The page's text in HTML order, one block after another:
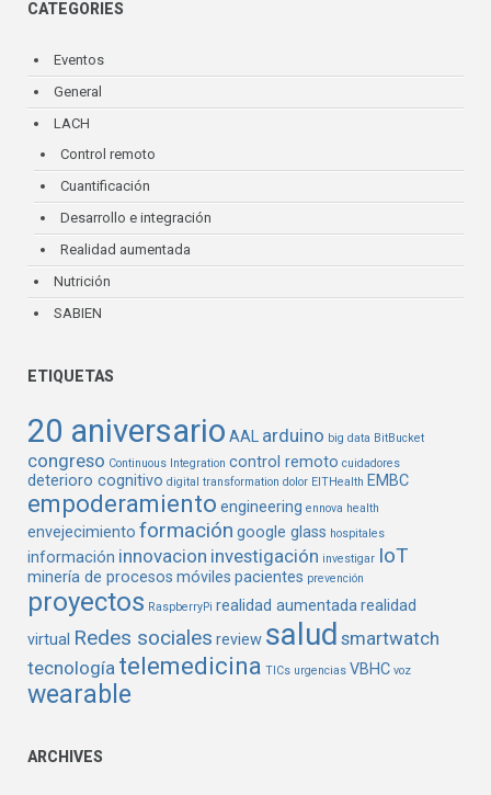
CATEGORIES
Eventos
General
LACH
Control remoto
Cuantificación
Desarrollo e integración
Realidad aumentada
Nutrición
SABIEN
ETIQUETAS
20 aniversario AAL arduino big data BitBucket
congreso Continuous Integration control remoto cuidadores
deterioro cognitivo digital transformation dolor EITHealth EMBC
empoderamiento engineering ennova health
envejecimiento formación google glass hospitales
información innovacion investigación investigar IoT
minería de procesos móviles pacientes prevención
proyectos RaspberryPi realidad aumentadarealidad
virtual Redes sociales review salud smartwatch
tecnología telemedicina TICs urgencias VBHC voz
wearable
ARCHIVES